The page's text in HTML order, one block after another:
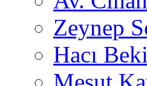
Zeynep
Hacı